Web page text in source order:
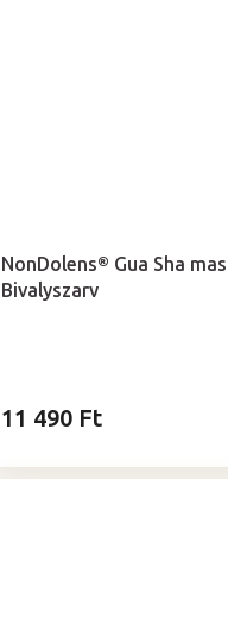
NonDolens® Gua Sha
Bivalyszarv
átlagos
értékelése
11 490 Ft